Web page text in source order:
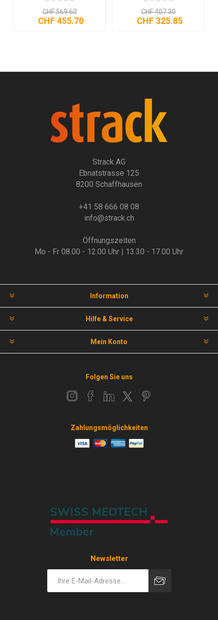
CHF 569.60
CHF 455.70
CHF 407.30
CHF 325.85
Strack AG
Ebnatstrasse 125
8200 Schaffhausen
+41 58 666 08 08
info@strack.ch
Öffnungszeiten
Mo - Fr 08.00 - 12.00 Uhr | 13.30 - 17.00 Uhr
Information
Hilfe & Service
Mein Konto
Folgen Sie uns
Zahlungsmöglichkeiten
Newsletter